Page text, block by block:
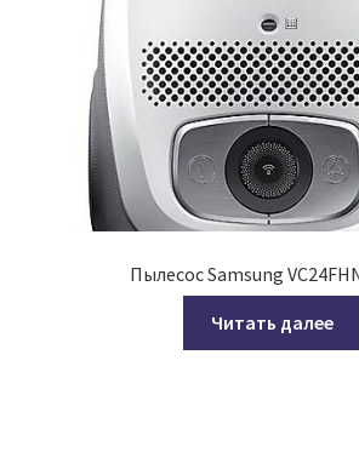
Пылесос Samsung
Читать далее